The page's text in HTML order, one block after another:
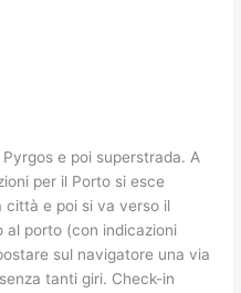
e poi superstrada. A
per il Porto si esce
città e poi si va verso il
al porto (con indicazioni
sul navigatore una via
tanti giri. Check-in